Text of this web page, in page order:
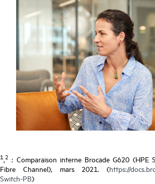
1,2 : Comparaison interne Brocade G620 (HPE
Fibre Channel), mars 2021. (https://
Switch-PB)